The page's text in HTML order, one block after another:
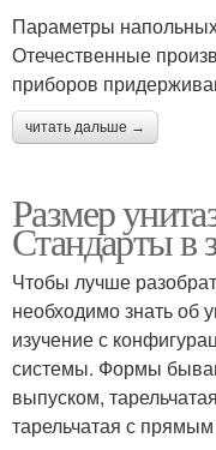
Параметры
Отечественные
приборов
читать дальше →
Размер
Стандарты в
Чтобы лучше
необходимо знать об
изучение с
системы. Формы
выпуском,
тарельчатая с